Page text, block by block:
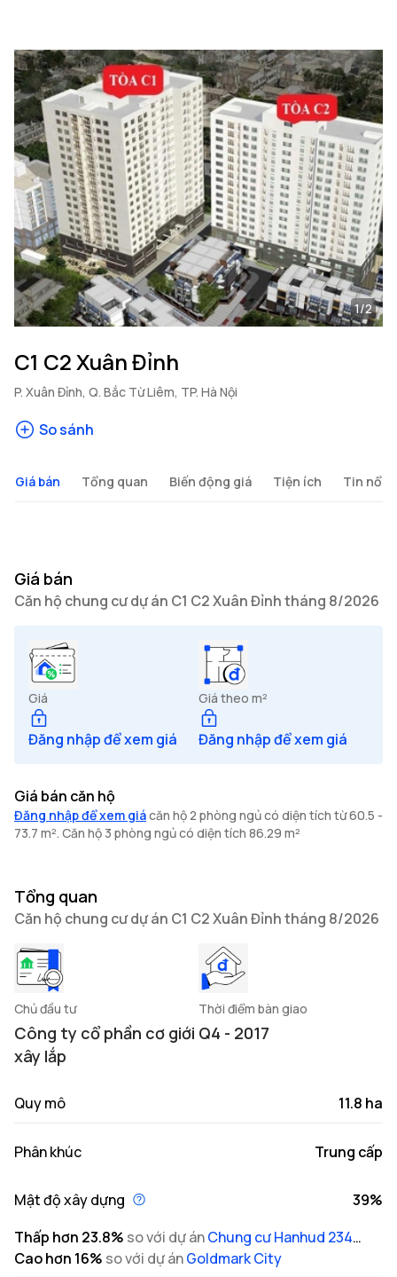
1/2
C1 C2 Xuân Đỉnh
So sánh
P. Xuân Đỉnh, Q. Bắc Từ Liêm, TP. Hà Nội
Giá bán Tổng quan Biến động giá Tiện ích Tin nổi
Giá bán
Căn hộ chung cư dự án C1 C2 Xuân Đỉnh tháng 8/2026
Giá
Đăng nhập để xem giá
Giá theo m²
Đăng nhập để xem giá
Giá bán căn hộ
Đăng nhập để xem giácăn hộ 2 phòng ngủ có diện tích từ 60.5 -
73.7 m². Căn hộ 3 phòng ngủ có diện tích 86.29 m²
Tổng quan
Căn hộ chung cư dự án C1 C2 Xuân Đỉnh tháng 8/2026
Chủ đầu tư
Công ty cổ phần cơ giới
xây lắp
Thời điểm bàn giao
Q4 - 2017
Quy mô 11.8 ha
Phân khúc Trung cấp
Mật độ xây dựng
39%
Thấp hơn 23.8% so với dự ánChung cư Hanhud 234
Hoàng Quốc Việt
Cao hơn 16% so với dự ánGoldmark City